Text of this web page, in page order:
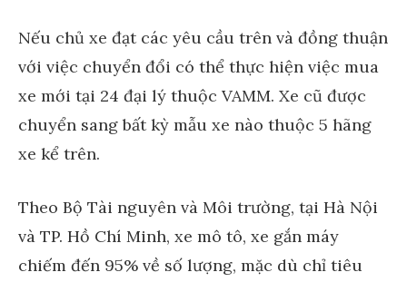
Nếu chủ xe đạt các yêu cầu trên và đồng thuận
với việc chuyển đổi có thể thực hiện việc mua
xe mới tại 24 đại lý thuộc VAMM. Xe cũ được
chuyển sang bất kỳ mẫu xe nào thuộc 5 hãng
xe kể trên.
Theo Bộ Tài nguyên và Môi trường, tại Hà Nội
và TP. Hồ Chí Minh, xe mô tô, xe gắn máy
chiếm đến 95% về số lượng, mặc dù chỉ tiêu